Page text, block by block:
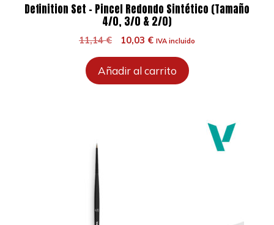
Definition Set – Pincel Redondo Sintético (Tamaño
4/0, 3/0 & 2/0)
11,14€
El
original
era:
10,03 €El
actual
es:
IVA incluido
Añadir al carrito